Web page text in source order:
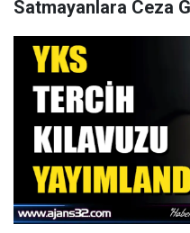
Satmayanlara Ceza